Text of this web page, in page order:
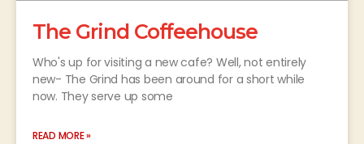
The Grind Coffeehouse
Who's up for visiting a new cafe? Well, not entirely
new- The Grind has been around for a short while
now. They serve up some
READ MORE »